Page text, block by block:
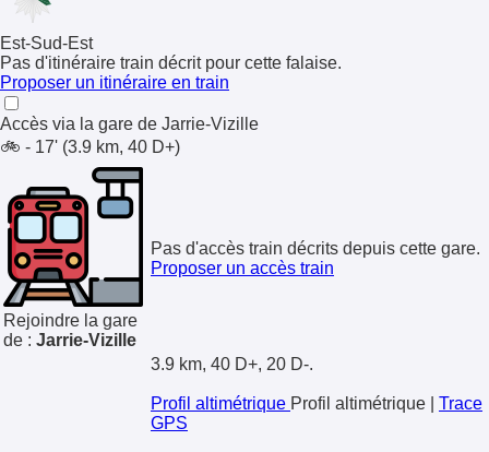
Est-Sud-Est
Pas d'itinéraire train décrit pour cette falaise.
Proposer un itinéraire en train
Accès via la gare de Jarrie-Vizille
🚲 - 17' (3.9 km, 40 D+)
Rejoindre la gare
de : Jarrie-Vizille
Pas d'accès train décrits depuis cette gare.
Proposer un accès train
3.9 km, 40 D+, 20 D-.
Profil altimétrique Profil altimétrique
Trace
GPS